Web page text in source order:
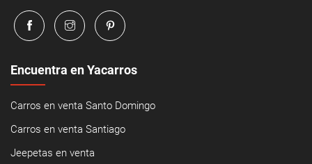
Encuentra en Yacarros
Carros en venta Santo Domingo
Carros en venta Santiago
Jeepetas en venta